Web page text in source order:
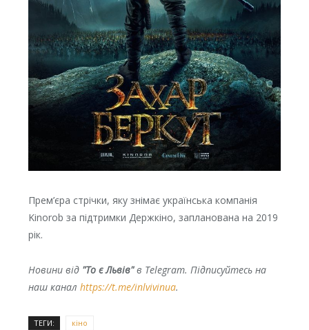
Прем’єра стрічки, яку знімає українська компанія
Kinorob за підтримки Держкіно, запланована на 2019
рік.
Новини від "То є Львів"в Telegram. Підписуйтесь на
наш канал https://t.me/inlvivinua.
ТЕГИ: кіно